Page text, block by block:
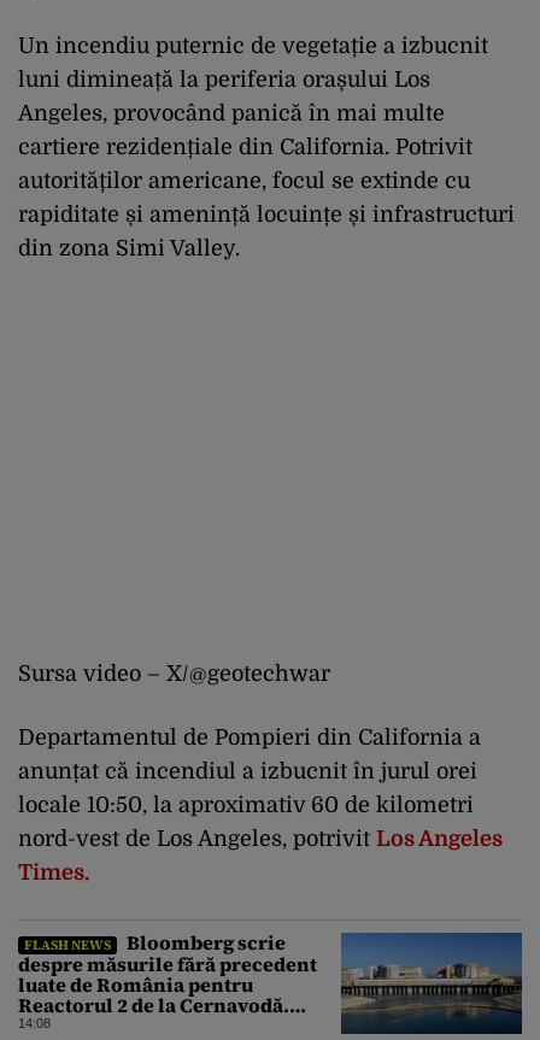
Un incendiu puternic de vegetație a izbucnit
luni dimineață la periferia orașului Los
Angeles, provocând panică în mai multe
cartiere rezidențiale din California. Potrivit
autorităților americane, focul se extinde cu
rapiditate și amenință locuințe și infrastructuri
din zona Simi Valley.
Sursa video – X/@geotechwar
Departamentul de Pompieri din California a
anunțat că incendiul a izbucnit în jurul orei
locale 10:50, la aproximativ 60 de kilometri
nord-vest de Los Angeles, potrivit Los Angeles
Times.
FLASH NEWS
Bloomberg scrie
despre măsurile fără precedent
luate de România pentru
Reactorul 2 de la Cernavodă.
Operațiunea a mai câștigat nouă
14:08